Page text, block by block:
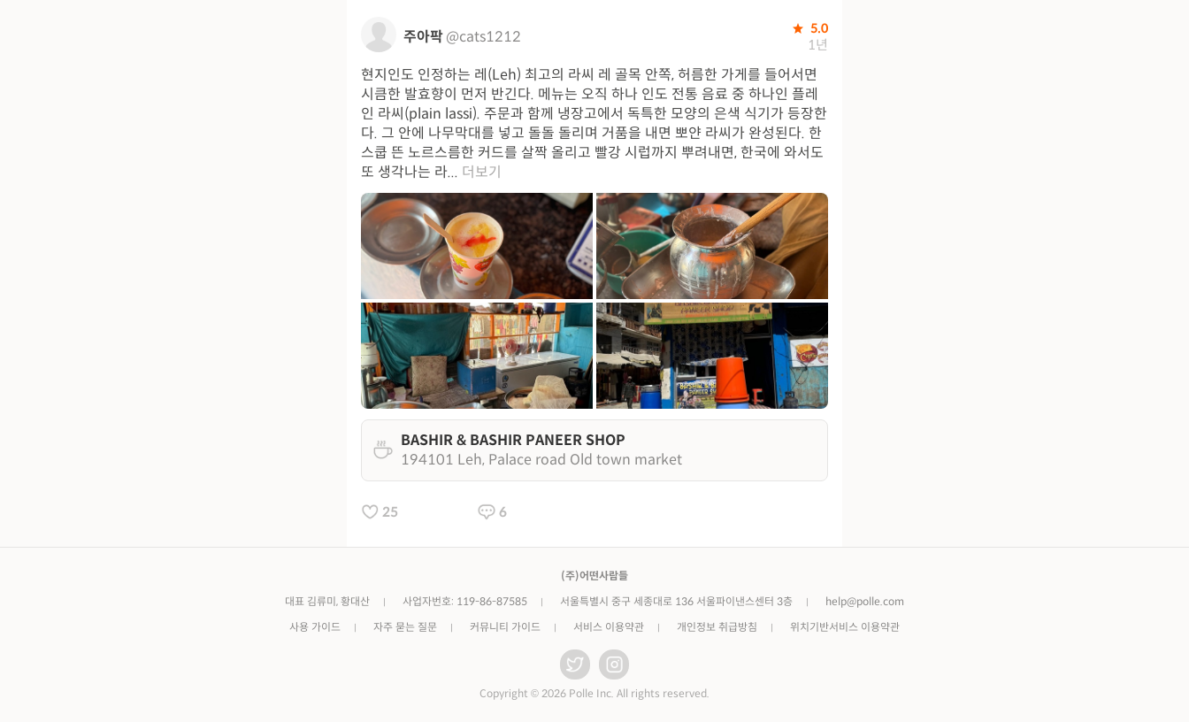
주아팍@cats1212 5.0
1년
현지인도 인정하는 레(Leh) 최고의 라씨 레 골목 안쪽, 허름한 가게를 들어서면
시큼한 발효향이 먼저 반긴다. 메뉴는 오직 하나 인도 전통 음료 중 하나인 플레
인 라씨(plain lassi). 주문과 함께 냉장고에서 독특한 모양의 은색 식기가 등장한
다. 그 안에 나무막대를 넣고 돌돌 돌리며 거품을 내면 뽀얀 라씨가 완성된다. 한
스쿱 뜬 노르스름한 커드를 살짝 올리고 빨강 시럽까지 뿌려내면, 한국에 와서도
또 생각나는 라... 더보기
BASHIR & BASHIR PANEER SHOP
194101 Leh, Palace road Old town market
25 6
(주)어떤사람들
대표 김류미, 황대산
사업자번호: 119-86-87585 서울특별시 중구 세종대로 136 서울파이낸스센터 3층
help@polle.com
사용 가이드
자주 묻는 질문 커뮤니티 가이드 서비스 이용약관 개인정보 취급방침 위치기반서비스 이용약관
Copyright © 2026 Polle Inc. All rights reserved.